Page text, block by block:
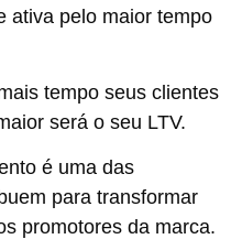
ativa pelo maior tempo
tempo seus clientes
será o seu LTV.
é uma das
para transformar
promotores da marca.